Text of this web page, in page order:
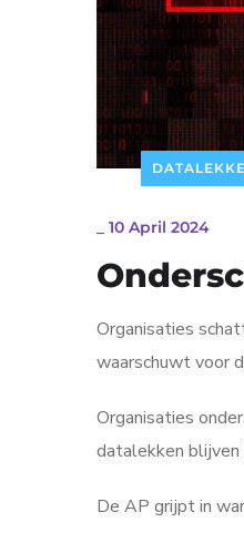
10 April 2024
Organisaties
waarschuwt voor
Organisaties
datalekken blijven
De AP grijpt in